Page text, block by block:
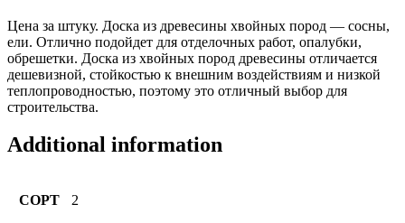
Цена за штуку. Доска из древесины хвойных пород — сосны,
ели. Отлично подойдет для отделочных работ, опалубки,
обрешетки. Доска из хвойных пород древесины отличается
дешевизной, стойкостью к внешним воздействиям и низкой
теплопроводностью, поэтому это отличный выбор для
строительства.
Additional information
СОРТ 2